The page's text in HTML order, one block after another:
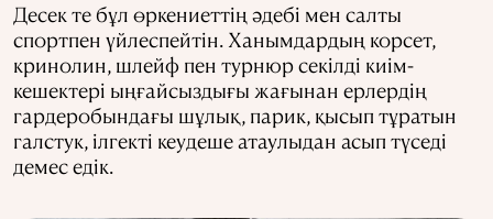
Десек те бұл өркениеттің әдебі мен салты
спортпен үйлеспейтін. Ханымдардың корсет,
кринолин, шлейф пен турнюр секілді киім-
кешектері ыңғайсыздығы жағынан ерлердің
гардеробындағы шұлық, парик, қысып тұратын
галстук, ілгекті кеудеше атаулыдан асып түседі
демес едік.